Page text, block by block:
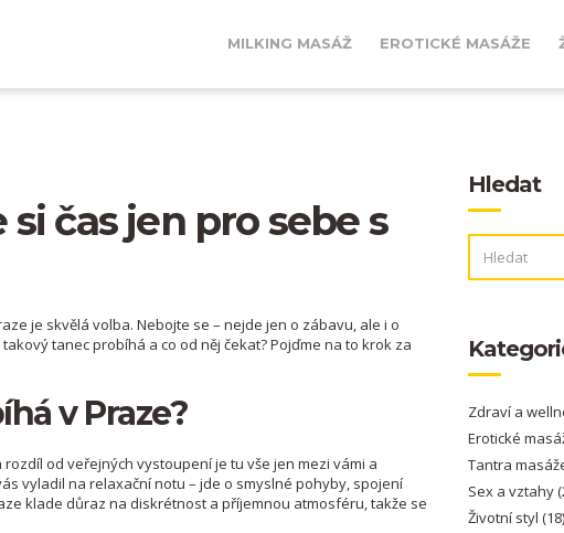
MILKING MASÁŽ EROTICKÉ MASÁŽE
čas jen pro sebe s
je skvělá volba. Nebojte se – nejde jen o zábavu, ale i o
tanec probíhá a co od něj čekat? Pojďme na to krok za
v Praze?
od veřejných vystoupení je tu vše jen mezi vámi a
vyladil na relaxační notu – jde o smyslné pohyby, spojení
klade důraz na diskrétnost a příjemnou atmosféru, takže se
Hledat
Zdraví a
Erotické
Tantra
Sex a vztahy
Životní styl (18)